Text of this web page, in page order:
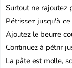
Surtout ne rajoutez
Pétrissez jusqu'à
Ajoutez le beurre
Continuez à pétrir
La pâte est molle,